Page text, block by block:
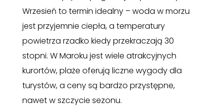
Wrzesień to termin idealny – woda w morzu
jest przyjemnie ciepła, a temperatury
powietrza rzadko kiedy przekraczają 30
stopni. W Maroku jest wiele atrakcyjnych
kurortów, plaże oferują liczne wygody dla
turystów, a ceny są bardzo przystępne,
nawet w szczycie sezonu.